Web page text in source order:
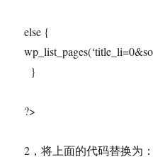
else {
}
?>
2，将上面的代码替换为：